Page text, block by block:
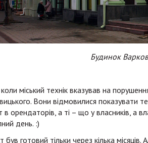
Будинок
міський технік вказував на
Вони відмовилися показувати
в орендаторів, а ті – що у власників, а
день. :)
був готовий тільки через кілька